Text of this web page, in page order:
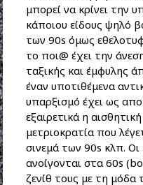
μπορεί να κρίνει την
κάποιου είδους ψηλό
των 90s όμως
το ποι@ έχει την
ταξικής και έμφυλης
έναν υποτιθέμενα
υπαρξισμό έχει ως
εξαιρετικά η
μετριοκρατία που
σινεμά των 90s κλπ.
ανοίγονται στα 60s
ζενίθ τους με τη